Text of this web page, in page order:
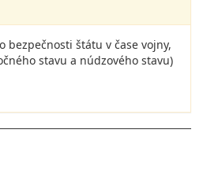
bezpečnosti štátu v čase vojny,
stavu a núdzového stavu)